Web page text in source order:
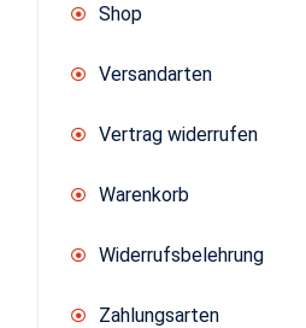
Shop
Versandarten
Vertrag widerrufen
Warenkorb
Widerrufsbelehrung
Zahlungsarten